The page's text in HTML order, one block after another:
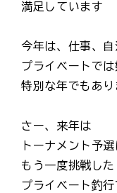
満足しています
今年は、仕事、自
プライベートで
特別な年でもあ
さー、来年は
トーナメント予選
もう一度挑戦した
プライベート釣